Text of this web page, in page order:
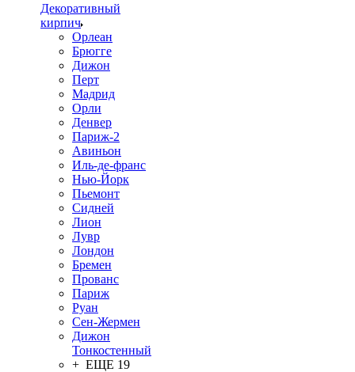
Декоративный
кирпич
Орлеан
Брюгге
Дижон
Перт
Мадрид
Орли
Денвер
Париж-2
Авиньон
Иль-де-франс
Нью-Йорк
Пьемонт
Сидней
Лион
Лувр
Лондон
Бремен
Прованс
Париж
Руан
Сен-Жермен
Дижон
Тонкостенный
+ ЕЩЕ 19